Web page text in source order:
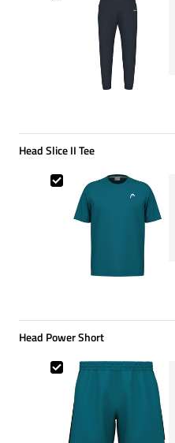
Head Slice II Tee
Head Slice II Tee
Head Power Short
Head Power Short